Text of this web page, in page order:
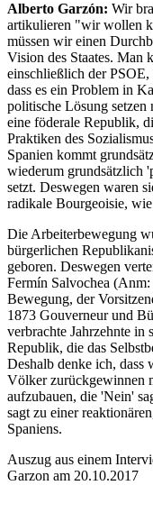
Alberto Garzón: Wir
artikulieren "wir wollen
müssen wir einen
Vision des Staates. Man
einschließlich der
dass es ein Problem in
politische Lösung setzen
eine föderale Republik,
Praktiken des
Spanien kommt
wiederum grundsätzlich
setzt. Deswegen waren
radikale Bourgeoisie,
Die Arbeiterbewegung
bürgerlichen
geboren. Deswegen
Fermín Salvochea (Anm:
Bewegung, der
1873 Gouverneur und
verbrachte Jahrzehnte in
Republik, die das
Deshalb denke ich, dass
Völker zurückgewinnen
aufzubauen, die 'Nein'
sagt zu einer
Spaniens.
Auszug aus einem
Garzon am 20.10.2017